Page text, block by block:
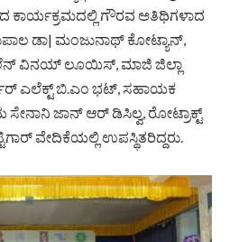
ಕಾರ್ಯಕ್ರಮದಲ್ಲಿ ಗೌರವ ಅತಿಥಿಗಳಾದ
ಡಾ| ಮಂಜುನಾಥ್ ಕೋಟ್ಯಾನ್,
ವಿನಯ್ ಲೂಯಿಸ್, ಮಾಜಿ ಜಿಲ್ಲಾ
ಎಲೆಕ್ಟ್ ಬಿ.ಎಂ ಭಟ್, ಸಹಾಯಕ
ಜಾನ್ ಆರ್ ಡಿಸಿಲ್ವ, ರೋಟ್ರಾಕ್ಟ್
ವೇದಿಕೆಯಲ್ಲಿ ಉಪಸ್ಥಿತರಿದ್ದರು.